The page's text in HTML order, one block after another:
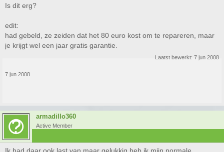
Is dit erg?
edit:
had gebeld, ze zeiden dat het 80 euro kost om te repareren, maar
je krijgt wel een jaar gratis garantie.
Laatst bewerkt: 7 jun 2008
7 jun 2008
armadillo360
Active Member